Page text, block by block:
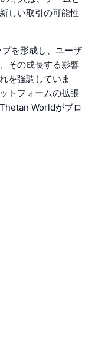
しい取引の可能性
を形成し、ユーザ
その成長する影響
を強調していま
トフォームの拡張
Worldがブロ